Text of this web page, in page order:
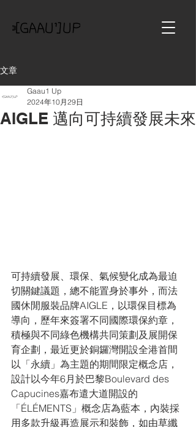
文章
AIGLE 邁向可持續發展未來
Gaau1 Up
2024年10月29日
可持續發展、環保、氣候變化成為最迫
切關鍵議題，總不能置身於事外，而法
國休閒服裝品牌AIGLE，以環保目標為
導向，歷年來簽署不同國際環保約章，
積極與不同綠色機構共同策劃及展開保
育企劃，最近更於銅鑼灣開設全港首間
以「永續」為主題的期間限定概念店，
設計以今年6月於巴黎Boulevard des
Capucines嘉布遣大道開設的
「ÉLÉMENTS」概念店為藍本，內裝採
用多款升級再造展示和裝飾，如由草纖